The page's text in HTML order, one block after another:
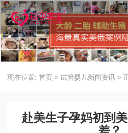
现在位置: 首页 > 试管婴儿新闻资讯 >
赴美生子孕妈初到